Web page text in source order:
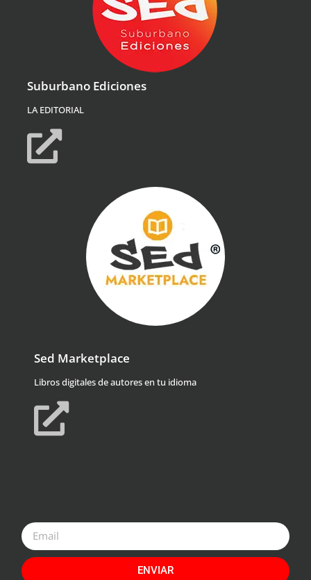
Suburbano Ediciones
LA EDITORIAL
Sed Marketplace
Libros digitales de autores en tu idioma
ENVIAR